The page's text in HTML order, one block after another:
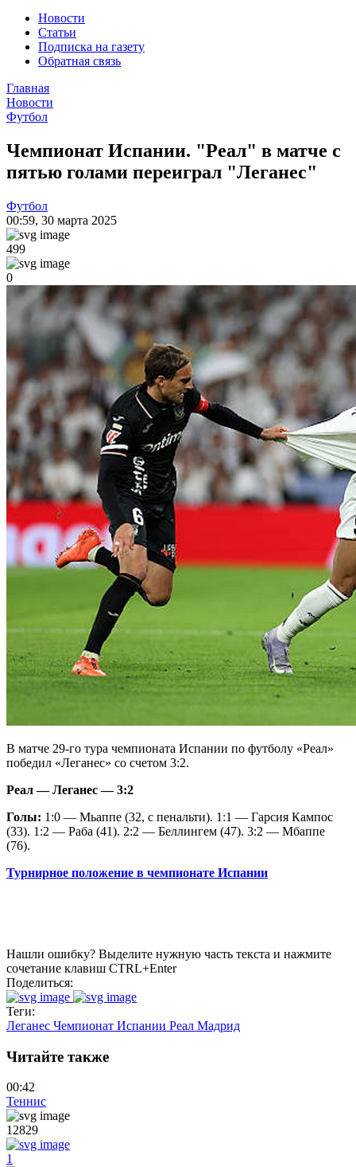
Новости
Статьи
Подписка на газету
Обратная связь
Главная
Новости
Футбол
Чемпионат Испании. "Реал" в матче с
пятью голами переиграл "Леганес"
Футбол
00:59, 30 марта 2025
499
0
В матче 29-го тура чемпионата Испании по футболу «Реал»
победил «Леганес» со счетом 3:2.
Реал — Леганес — 3:2
Голы: 1:0 — Мьаппе (32, с пенальти). 1:1 — Гарсия Кампос
(33). 1:2 — Раба (41). 2:2 — Беллингем (47). 3:2 — Мбаппе
(76).
Турнирное положение в чемпионате Испании
Нашли ошибку? Выделите нужную часть текста и нажмите
сочетание клавиш CTRL+Enter
Поделиться:
Теги:
Леганес Чемпионат Испании Реал Мадрид
Читайте также
00:42
Теннис
12829
1